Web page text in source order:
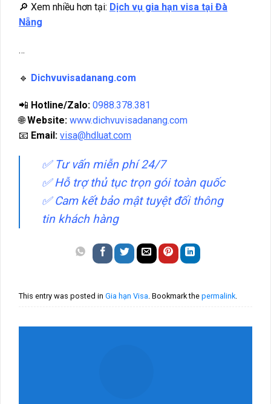
🔎 Xem nhiều hơn tại: Dịch vụ gia hạn visa tại Đà
Nẵng
…
🔹 Dichvuvisadanang.com
📲 Hotline/Zalo: 0988.378.381
🌐Website: www.dichvuvisadanang.com
📧 Email: visa@hdluat.com
✅ Tư vấn miễn phí 24/7
✅ Hỗ trợ thủ tục trọn gói toàn quốc
✅ Cam kết bảo mật tuyệt đối thông
tin khách hàng
This entry was posted in Gia hạn Visa . Bookmark the permalink